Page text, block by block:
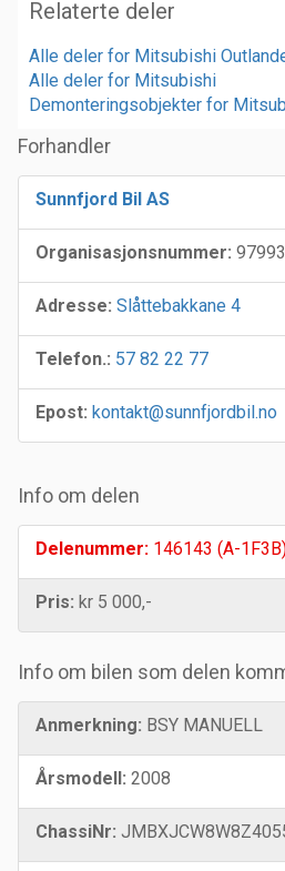
Relaterte deler
Alle deler for Mitsubishi
Alle deler for Mitsubishi
Demonteringsobjekter for
Forhandler
Sunnfjord Bil AS
Organisasjonsnummer:
Adresse: Slåttebakkane 4
Telefon.: 57 82 22 77
Epost: kontakt@sunnfjordbil.no
Info om delen
Delenummer: 146143 (A-
Pris: kr 5 000,-
Info om bilen som delen
Anmerkning: BSY MANUELL
Årsmodell: 2008
ChassiNr: